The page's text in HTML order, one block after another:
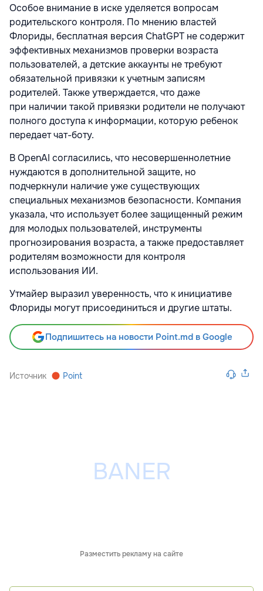
Особое внимание в иске уделяется вопросам
родительского контроля. По мнению властей
Флориды, бесплатная версия ChatGPT не содержит
эффективных механизмов проверки возраста
пользователей, а детские аккаунты не требуют
обязательной привязки к учетным записям
родителей. Также утверждается, что даже
при наличии такой привязки родители не получают
полного доступа к информации, которую ребенок
передает чат-боту.
В OpenAI согласились, что несовершеннолетние
нуждаются в дополнительной защите, но
подчеркнули наличие уже существующих
специальных механизмов безопасности. Компания
указала, что использует более защищенный режим
для молодых пользователей, инструменты
прогнозирования возраста, а также предоставляет
родителям возможности для контроля
использования ИИ.
Утмайер выразил уверенность, что к инициативе
Флориды могут присоединиться и другие штаты.
Подпишитесь на новости Point.md в Google
Источник Point
Разместить рекламу на сайте